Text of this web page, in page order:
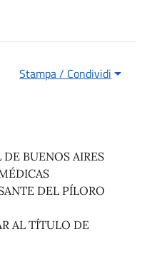
Stampa / Condividi
BUENOS AIRES
DEL PÍLORO
AL TÍTULO DE